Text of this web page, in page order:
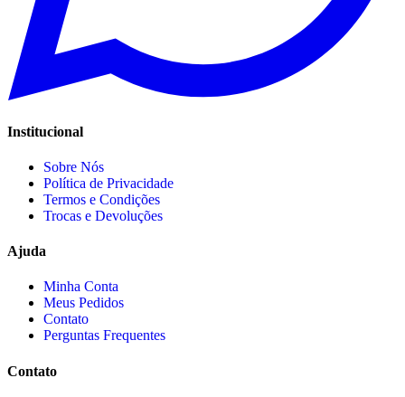
Institucional
Sobre Nós
Política de Privacidade
Termos e Condições
Trocas e Devoluções
Ajuda
Minha Conta
Meus Pedidos
Contato
Perguntas Frequentes
Contato